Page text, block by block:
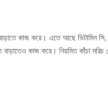
কাজ করে। এতে আছে ভিটামিন সি,
কাজ করে। নিয়মিত কাঁচা